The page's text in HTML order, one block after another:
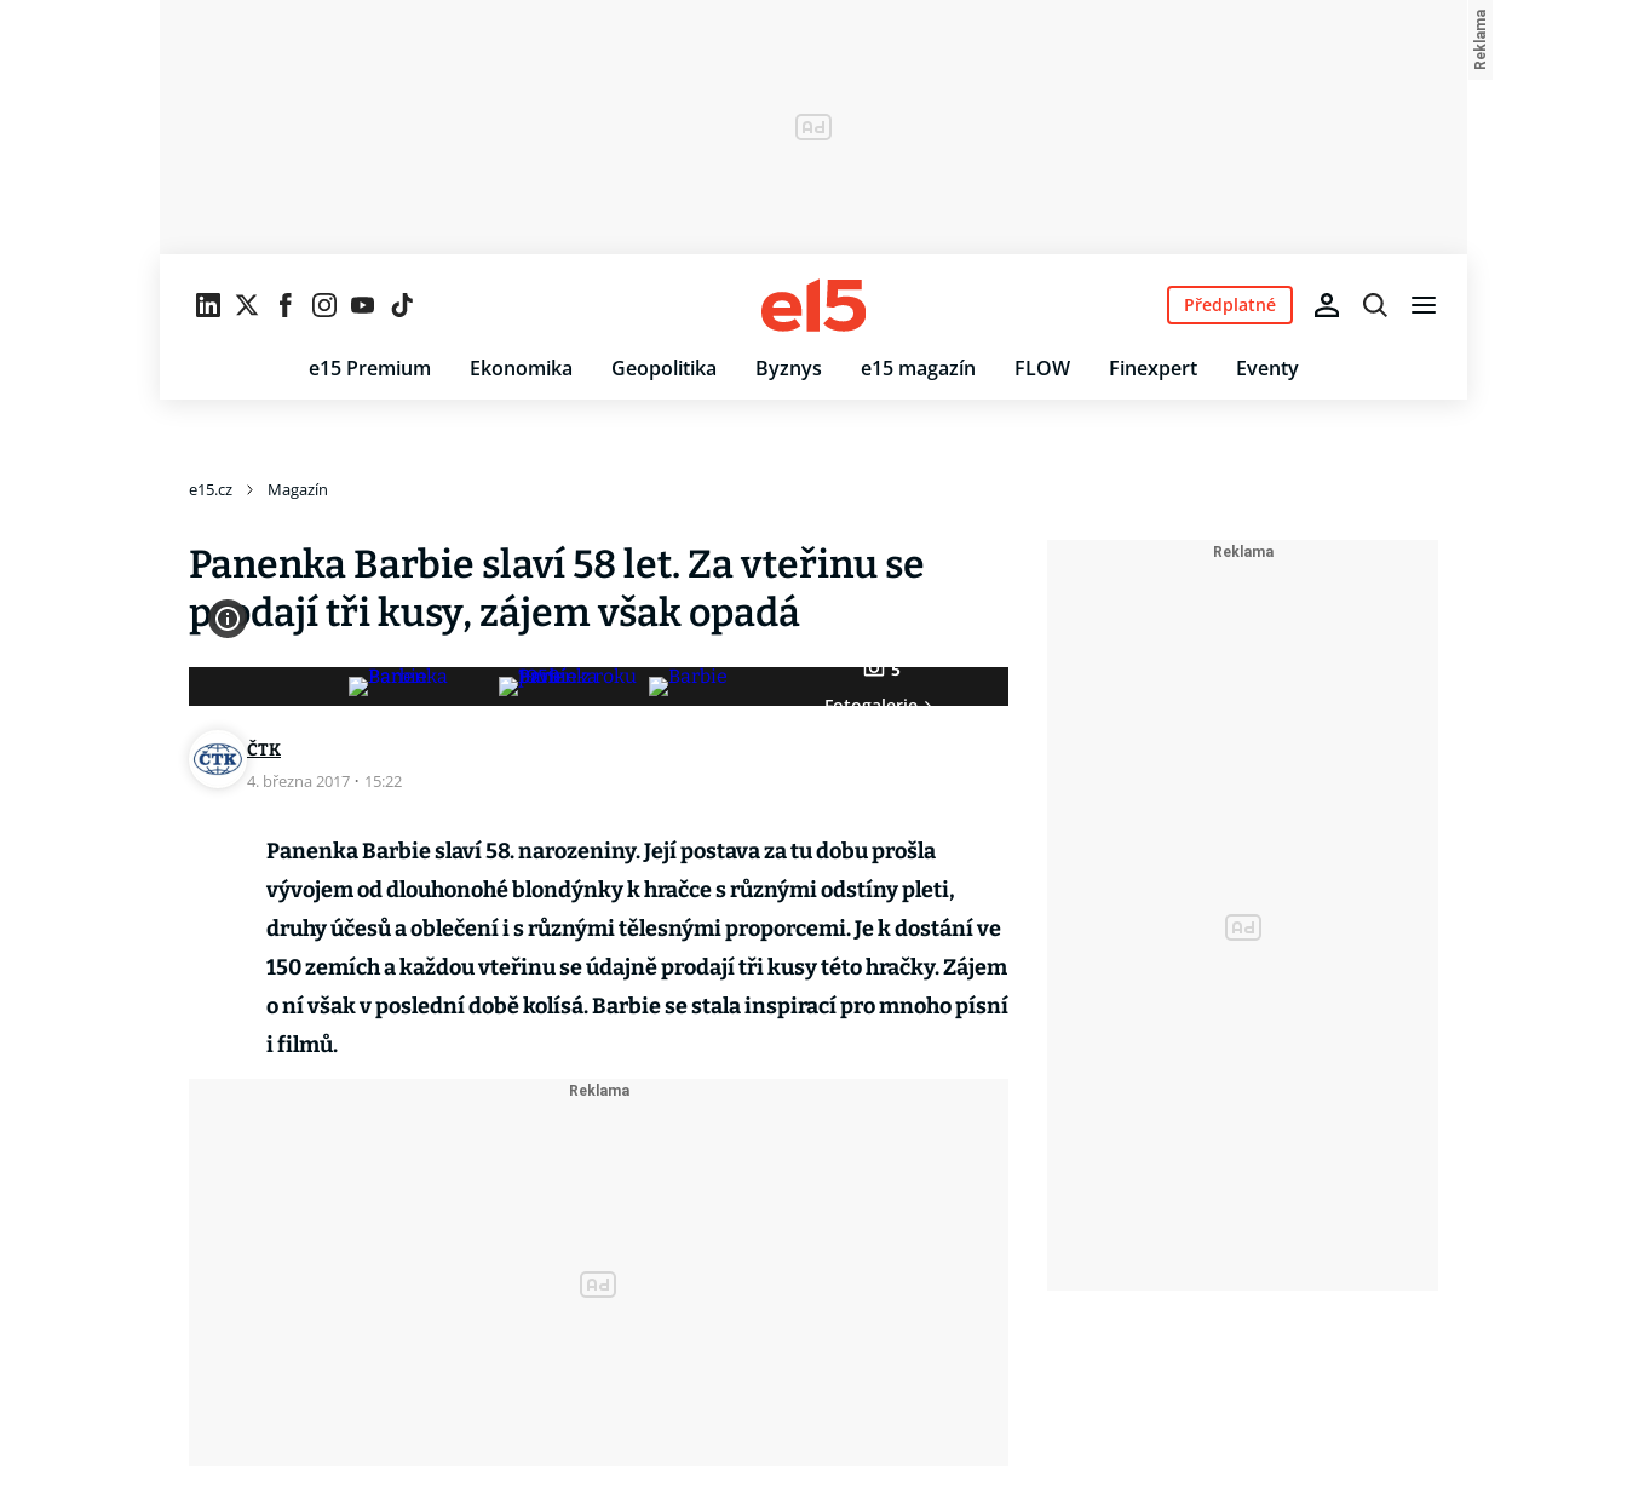
e15 Premium Ekonomika Geopolitika Byznys e15 magazín FLOW Finexpert Eventy
Předplatné
e15.cz Magazín
Panenka Barbie slaví 58 let. Za vteřinu se
prodají tři kusy, zájem však opadá
5
Fotogalerie
ČTK
4. března 2017 · 15:22
Panenka Barbie slaví 58. narozeniny. Její postava za tu dobu prošla
vývojem od dlouhonohé blondýnky k hračce s různými odstíny pleti,
druhy účesů a oblečení i s různými tělesnými proporcemi. Je k dostání ve
150 zemích a každou vteřinu se údajně prodají tři kusy této hračky. Zájem
o ní však v poslední době kolísá. Barbie se stala inspirací pro mnoho písní
i filmů.